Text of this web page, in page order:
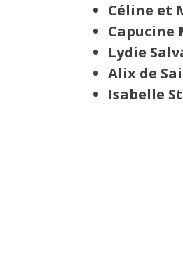
Céline et
Capucine
Lydie
Alix de
Isabelle